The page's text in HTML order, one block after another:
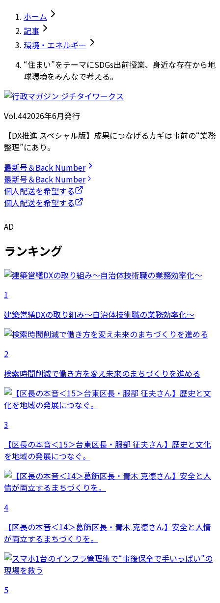
ホーム
記事
環境・エネルギー
“住まい”をテーマにSDGs出前授業、身近な存在から地
球環境をみんなで考える。
Vol.442026年6月発行
【DX推進 スペシャル版】成果につなげるカギは事前の“業務
整理”にあり。
最新号＆Back Number
最新号＆Back Number
個人配送を希望する
個人配送を希望する
AD
ランキング
1
建築営繕DXの取り組み～自治体技術職の業務効率化～
2
検索時間削減で働き方を変え未来のまちづくりを進める
3
【区長の本音＜15＞台東区長・服部 征夫さん】歴史と文化
を地域の発展につなぐ。
4
【区長の本音＜14＞葛飾区長・青木 克德さん】安全と人情
が両立するまちづくりを。
5